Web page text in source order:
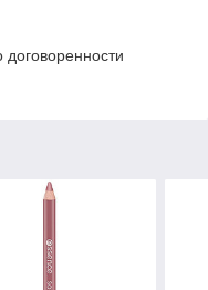
договоренности